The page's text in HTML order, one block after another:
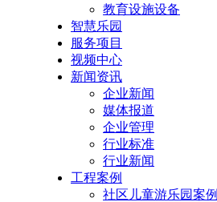
教育设施设备
智慧乐园
服务项目
视频中心
新闻资讯
企业新闻
媒体报道
企业管理
行业标准
行业新闻
工程案例
社区儿童游乐园案例